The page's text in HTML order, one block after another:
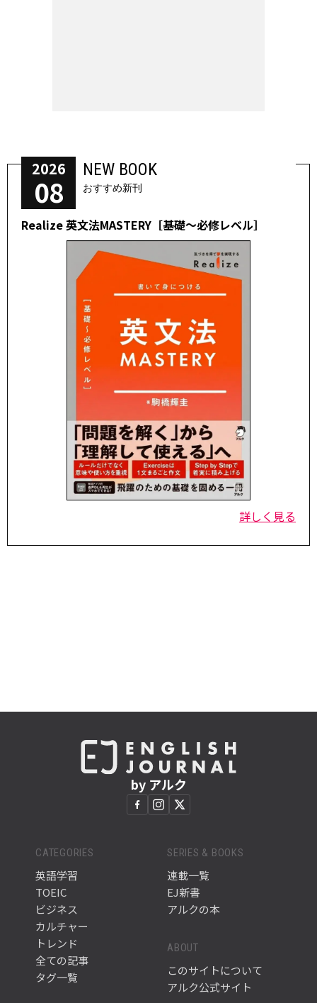
2026
08
NEW BOOK
おすすめ新刊
Realize 英文法MASTERY［基礎～必修レベル］
詳しく見る
by アルク
CATEGORIES
英語学習
TOEIC
ビジネス
カルチャー
トレンド
全ての記事
タグ一覧
SERIES & BOOKS
連載一覧
EJ新書
アルクの本
ABOUT
このサイトについて
アルク公式サイト